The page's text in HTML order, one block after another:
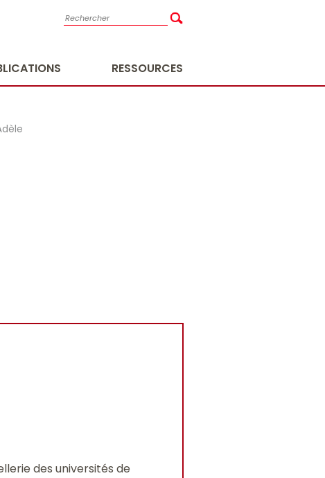
RESSOURCES
des universités de